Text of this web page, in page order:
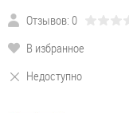
Отзывов: 0
В избранное
Недоступно